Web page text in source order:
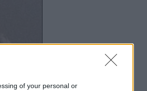
of your personal or
Μάντυ Λάμπου: Πώς είναι
και πού βρίσκεται σήμερα
πρώτη παρουσιάστρια του